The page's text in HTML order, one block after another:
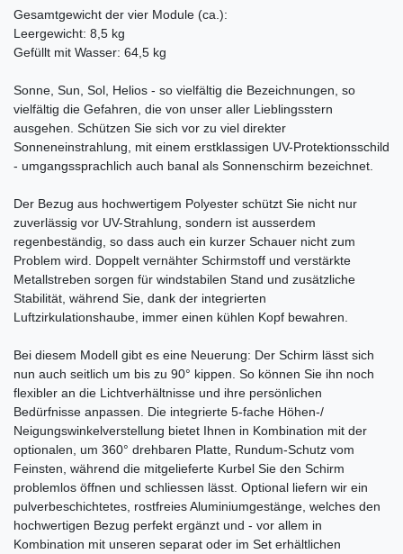
Gesamtgewicht der vier Module (ca.):
Leergewicht: 8,5 kg
Gefüllt mit Wasser: 64,5 kg
Sonne, Sun, Sol, Helios - so vielfältig die Bezeichnungen, so
vielfältig die Gefahren, die von unser aller Lieblingsstern
ausgehen. Schützen Sie sich vor zu viel direkter
Sonneneinstrahlung, mit einem erstklassigen UV-Protektionsschild
- umgangssprachlich auch banal als Sonnenschirm bezeichnet.
Der Bezug aus hochwertigem Polyester schützt Sie nicht nur
zuverlässig vor UV-Strahlung, sondern ist ausserdem
regenbeständig, so dass auch ein kurzer Schauer nicht zum
Problem wird. Doppelt vernähter Schirmstoff und verstärkte
Metallstreben sorgen für windstabilen Stand und zusätzliche
Stabilität, während Sie, dank der integrierten
Luftzirkulationshaube, immer einen kühlen Kopf bewahren.
Bei diesem Modell gibt es eine Neuerung: Der Schirm lässt sich
nun auch seitlich um bis zu 90° kippen. So können Sie ihn noch
flexibler an die Lichtverhältnisse und ihre persönlichen
Bedürfnisse anpassen. Die integrierte 5-fache Höhen-/
Neigungswinkelverstellung bietet Ihnen in Kombination mit der
optionalen, um 360° drehbaren Platte, Rundum-Schutz vom
Feinsten, während die mitgelieferte Kurbel Sie den Schirm
problemlos öffnen und schliessen lässt. Optional liefern wir ein
pulverbeschichtetes, rostfreies Aluminiumgestänge, welches den
hochwertigen Bezug perfekt ergänzt und - vor allem in
Kombination mit unseren separat oder im Set erhältlichen